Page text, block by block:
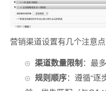
营销渠道设置有几个注意点
渠道数量限制：最
规则顺序：遵循“逐